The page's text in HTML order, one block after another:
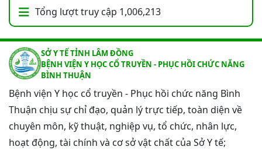
Tổng lượt truy cập 1,006,213
SỞ Y TẾ TỈNH LÂM ĐỒNG
BỆNH VIỆN Y HỌC CỔ TRUYỀN - PHỤC HỒI CHỨC NĂNG
BÌNH THUẬN
Bệnh viện Y học cổ truyền - Phục hồi chức năng Bình
Thuận chịu sự chỉ đạo, quản lý trực tiếp, toàn diện về
chuyên môn, kỹ thuật, nghiệp vụ, tổ chức, nhân lực,
hoạt động, tài chính và cơ sở vật chất của Sở Y tế;